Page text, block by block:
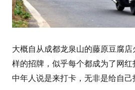
大概自从成都龙泉山的藤原豆腐
样的招牌，似乎每个都成为了网
中年人说是来打卡，无非是给自己